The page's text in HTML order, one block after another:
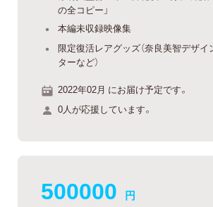
の全コピー」
本編未収録映像集
限定復活レアグッズ（奈良美智デザイ
ターなど）
2022年02月 にお届け予定です。
0人が応援しています。
500000 円